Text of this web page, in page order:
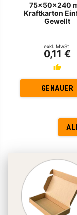
75x50x240
Kraftkarton
Gewellt
exkl. MwSt.
0,11 €
GENAUER